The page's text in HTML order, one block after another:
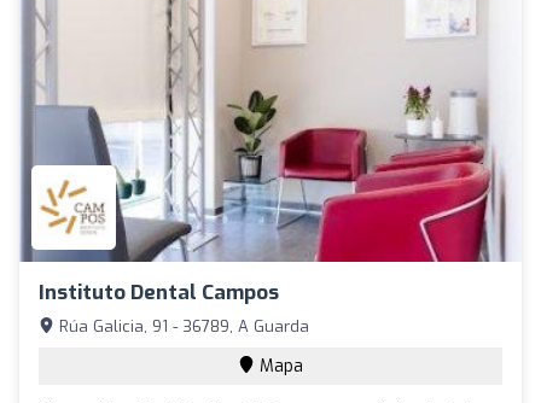
Instituto Dental Campos
Rúa Galicia, 91 - 36789, A Guarda
Mapa